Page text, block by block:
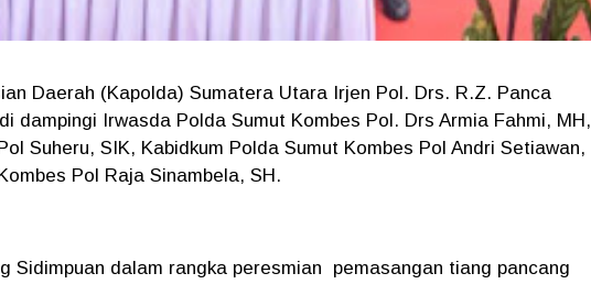
Daerah (Kapolda) Sumatera Utara Irjen Pol. Drs. R.Z. Panca
dampingi Irwasda Polda Sumut Kombes Pol. Drs Armia Fahmi, MH,
Suheru, SIK, Kabidkum Polda Sumut Kombes Pol Andri Setiawan,
Pol Raja Sinambela, SH.
Sidimpuan dalam rangka peresmian pemasangan tiang pancang